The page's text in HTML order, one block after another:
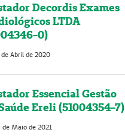
Decordis Exames
LTDA
0)
de Abril de 2020
Essencial Gestão
Ereli (51004354-7)
de Maio de 2021